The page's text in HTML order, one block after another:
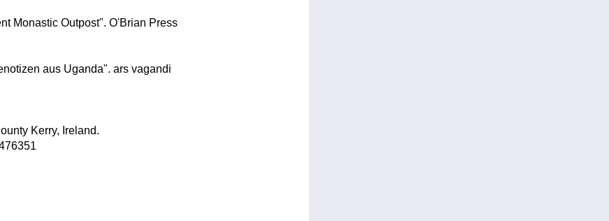
Monastic Outpost". O'Brian Press
aus Uganda". ars vagandi
Kerry, Ireland.